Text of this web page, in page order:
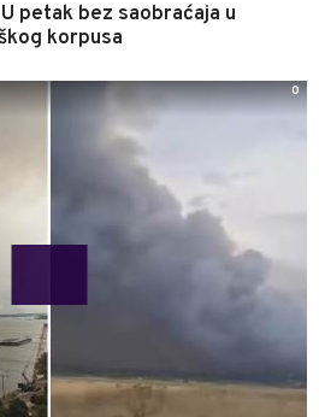
petak bez saobraćaja u
korpusa
0